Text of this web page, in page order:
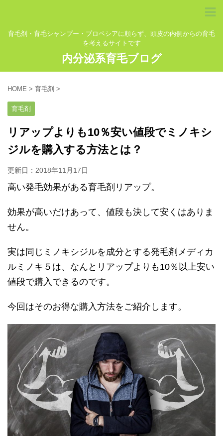
育毛剤・育毛シャンプー・プロペシアに頼らず、頭皮の内側からの育毛
を考えるサイトです
内分泌系育毛ブログ
HOME > 育毛剤 >
育毛剤
リアップよりも10％安い値段でミノキシ
ジルを購入する方法とは？
更新日： 2018年11月17日
高い発毛効果がある育毛剤リアップ。
効果が高いだけあって、値段も決して安くはありま
せん。
実は同じミノキシジルを成分とする発毛剤メディカ
ルミノキ５は、なんとリアップよりも10％以上安い
値段で購入できるのです。
今回はそのお得な購入方法をご紹介します。